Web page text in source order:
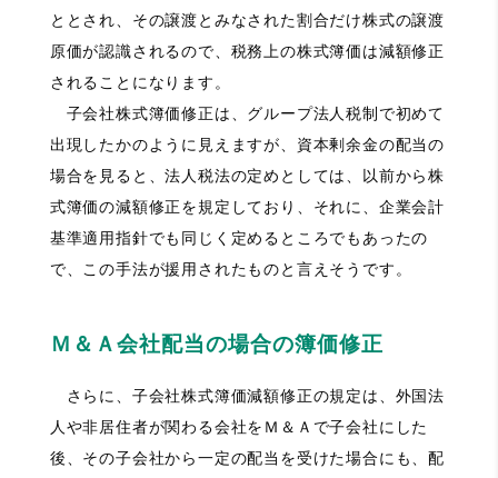
ととされ、その譲渡とみなされた割合だけ株式の譲渡
原価が認識されるので、税務上の株式簿価は減額修正
されることになります。
子会社株式簿価修正は、グループ法人税制で初めて
出現したかのように見えますが、資本剰余金の配当の
場合を見ると、法人税法の定めとしては、以前から株
式簿価の減額修正を規定しており、それに、企業会計
基準適用指針でも同じく定めるところでもあったの
で、この手法が援用されたものと言えそうです。
Ｍ＆Ａ会社配当の場合の簿価修正
さらに、子会社株式簿価減額修正の規定は、外国法
人や非居住者が関わる会社をＭ＆Ａで子会社にした
後、その子会社から一定の配当を受けた場合にも、配